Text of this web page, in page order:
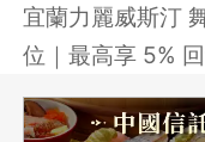
宜蘭力麗威斯汀
位｜最高享 5%